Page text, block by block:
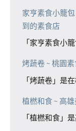
家亨素食小籠
到的素食店
「家亨素食小
烤蔬卷 ~ 桃園
「烤蔬卷」是
植橪和食 ~ 高
「植橪和食」